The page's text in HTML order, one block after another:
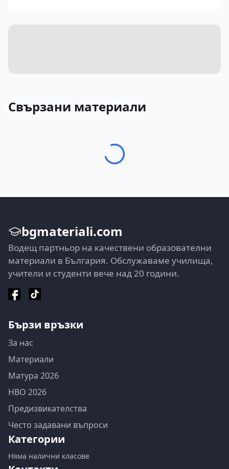
Свързани материали
bgmateriali.com
Водещ партньор на качествени образователни
материали в България. Обслужаваме училища,
учители и студенти вече над 20 години.
Бързи връзки
За нас
Материали
Матура 2026
НВО 2026
Предизвикателства
Често задавани въпроси
Категории
Няма налични класове